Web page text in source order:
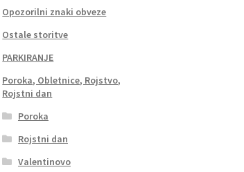
Opozorilni znaki obveze
Ostale storitve
PARKIRANJE
Poroka, Obletnice, Rojstvo,
Rojstni dan
Poroka
Rojstni dan
Valentinovo